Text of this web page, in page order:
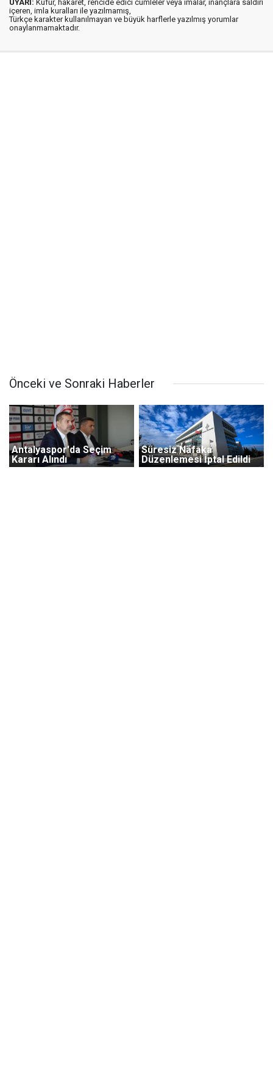
UYARI: Küfür, hakaret, rencide edici cümleler veya imalar, inançlara saldırı
içeren, imla kuralları ile yazılmamış,
Türkçe karakter kullanılmayan ve büyük harflerle yazılmış yorumlar
onaylanmamaktadır.
Önceki ve Sonraki Haberler
Antalyaspor'da Seçim
Kararı Alındı
Süresiz Nafaka
Düzenlemesi İptal Edildi